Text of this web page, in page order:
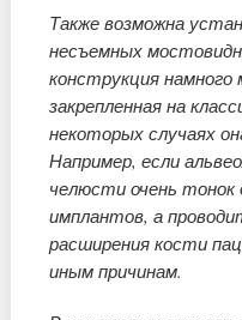
Также возможна
несъемных
конструкция намного
закрепленная на
некоторых случаях
Например, если
челюсти очень
имплантов, а
расширения кости
иным причинам.